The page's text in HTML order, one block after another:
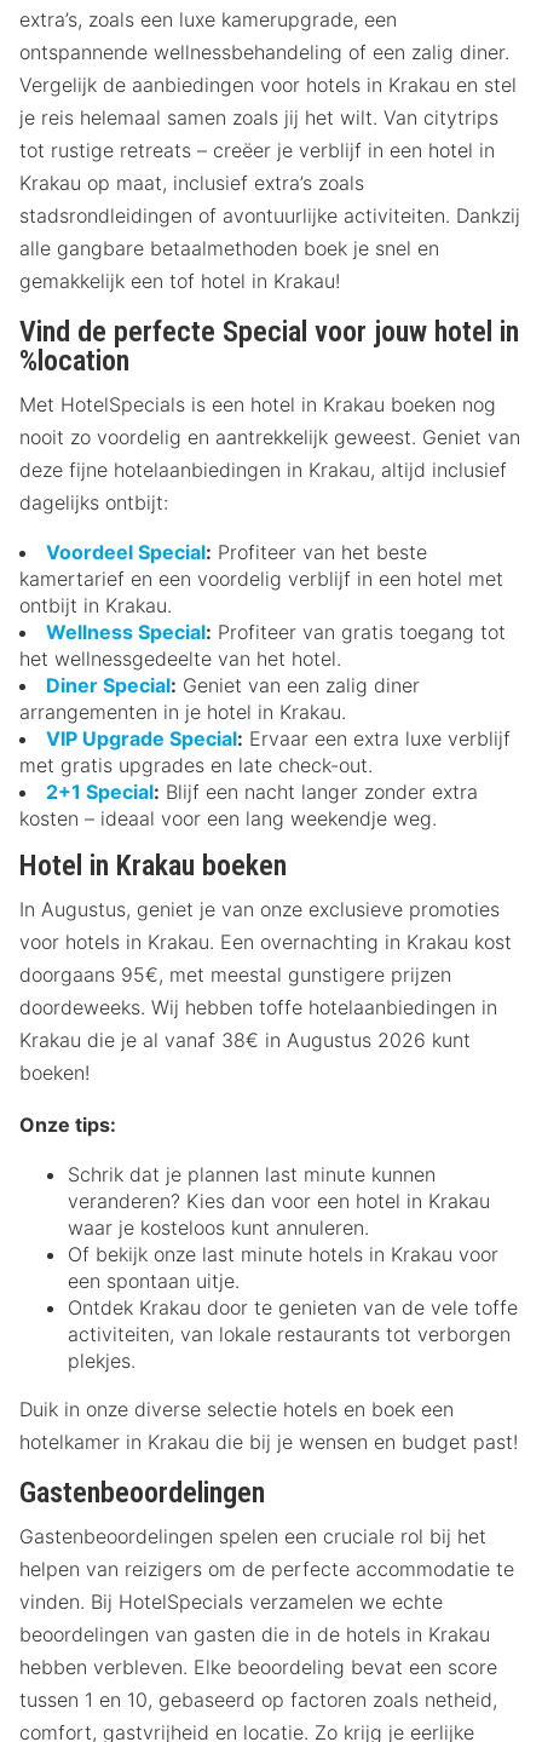
extra’s, zoals een luxe kamerupgrade, een
ontspannende wellnessbehandeling of een zalig diner.
Vergelijk de aanbiedingen voor hotels in Krakau en stel
je reis helemaal samen zoals jij het wilt. Van citytrips
tot rustige retreats – creëer je verblijf in een hotel in
Krakau op maat, inclusief extra’s zoals
stadsrondleidingen of avontuurlijke activiteiten. Dankzij
alle gangbare betaalmethoden boek je snel en
gemakkelijk een tof hotel in Krakau!
Vind de perfecte Special voor jouw hotel in
%location
Met HotelSpecials is een hotel in Krakau boeken nog
nooit zo voordelig en aantrekkelijk geweest. Geniet van
deze fijne hotelaanbiedingen in Krakau, altijd inclusief
dagelijks ontbijt:
Voordeel Special: Profiteer van het beste
kamertarief en een voordelig verblijf in een hotel met
ontbijt in Krakau.
Wellness Special: Profiteer van gratis toegang tot
het wellnessgedeelte van het hotel.
Diner Special: Geniet van een zalig diner
arrangementen in je hotel in Krakau.
VIP Upgrade Special: Ervaar een extra luxe verblijf
met gratis upgrades en late check-out.
2+1 Special: Blijf een nacht langer zonder extra
kosten – ideaal voor een lang weekendje weg.
Hotel in Krakau boeken
In Augustus, geniet je van onze exclusieve promoties
voor hotels in Krakau. Een overnachting in Krakau kost
doorgaans 95€, met meestal gunstigere prijzen
doordeweeks. Wij hebben toffe hotelaanbiedingen in
Krakau die je al vanaf 38€ in Augustus 2026 kunt
boeken!
Onze tips:
Schrik dat je plannen last minute kunnen
veranderen? Kies dan voor een hotel in Krakau
waar je kosteloos kunt annuleren.
Of bekijk onze last minute hotels in Krakau voor
een spontaan uitje.
Ontdek Krakau door te genieten van de vele toffe
activiteiten, van lokale restaurants tot verborgen
plekjes.
Duik in onze diverse selectie hotels en boek een
hotelkamer in Krakau die bij je wensen en budget past!
Gastenbeoordelingen
Gastenbeoordelingen spelen een cruciale rol bij het
helpen van reizigers om de perfecte accommodatie te
vinden. Bij HotelSpecials verzamelen we echte
beoordelingen van gasten die in de hotels in Krakau
hebben verbleven. Elke beoordeling bevat een score
tussen 1 en 10, gebaseerd op factoren zoals netheid,
comfort, gastvrijheid en locatie. Zo krijg je eerlijke